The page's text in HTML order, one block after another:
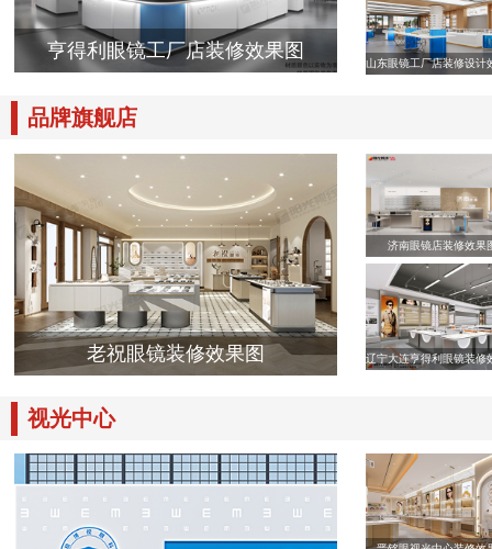
亨得利眼镜工厂店装修效果图
山东眼镜工厂店装修设计
品牌旗舰店
老祝眼镜装修效果图
济南眼镜店装修效果
辽宁大连亨得利眼镜装修
视光中心